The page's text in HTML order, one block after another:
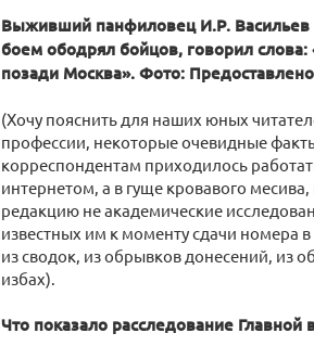
Выживший панфиловец И.Р. Васильев
боем ободрял бойцов, говорил слова:
позади Москва». Фото:
(Хочу пояснить для наших юных
профессии, некоторые очевидные
корреспондентам приходилось
интернетом, а в гуще кровавого
редакцию не академические
известных им к моменту сдачи номера
из сводок, из обрывков донесений, из
избах).
Что показало расследование